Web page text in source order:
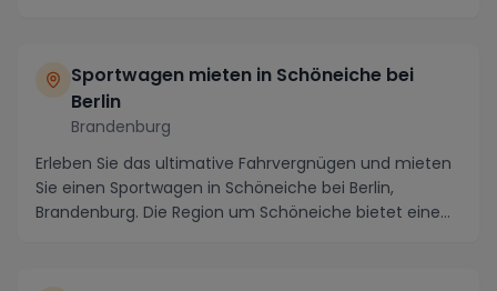
Sportwagen mieten in Schöneiche bei
Berlin
Brandenburg
Erleben Sie das ultimative Fahrvergnügen und mieten
Sie einen Sportwagen in Schöneiche bei Berlin,
Brandenburg. Die Region um Schöneiche bietet eine